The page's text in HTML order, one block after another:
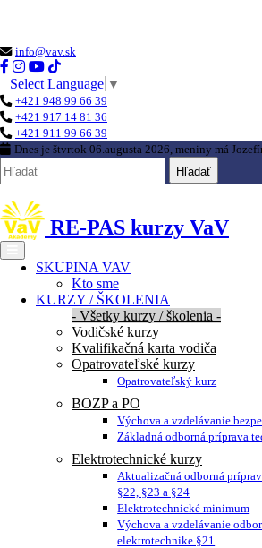
info@vav.sk
Select Language ▼
+421 948 99 66 39
+421 917 14 81 36
+421 911 99 66 39
Dnes je štvrtok 06.augusta 2026, meniny má
Hľadať
RE-PAS kurzy VaV
SKUPINA VAV
Kto sme
KURZY / ŠKOLENIA
- Všetky kurzy / školenia -
Vodičské kurzy
Kvalifikačná karta vodiča
Opatrovateľské kurzy
Opatrovateľský kurz
BOZP a PO
Výchova a vzdelávanie
Základná odborná príprava
Elektrotechnické kurzy
Aktualizačná odborná
§22, §23 a §24
Elektrotechnické minimum
Výchova a vzdelávanie
elektrotechnike §21